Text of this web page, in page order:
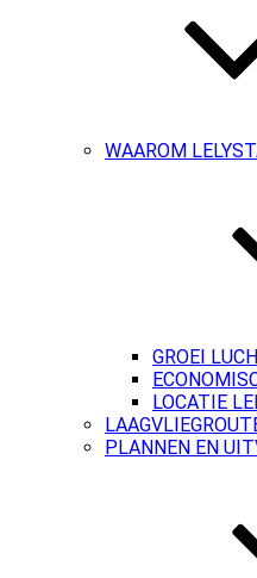
WAAROM
GROEI
LOCATIE
PLANNEN EN